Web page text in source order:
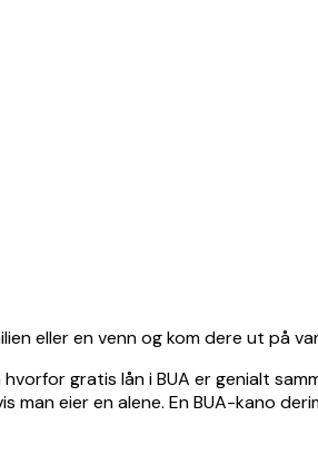
eller en venn og kom dere ut på
gratis lån i BUA er genialt
man eier en alene. En BUA-kano